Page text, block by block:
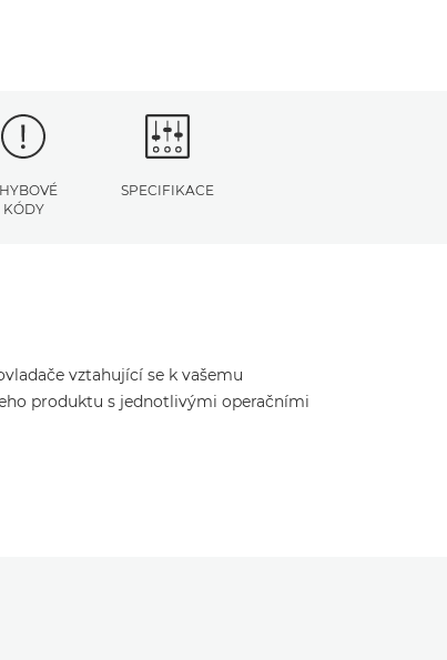
KÓDY
SPECIFIKACE
vztahující se k vašemu
produktu s jednotlivými operačními